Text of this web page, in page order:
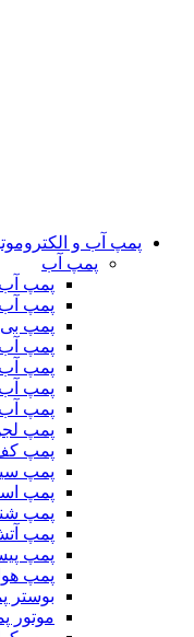
پمپ آب و
پمپ آب
پمپ
پمپ
پمپ بی
پمپ آب
پمپ
پمپ
پمپ
پمپ
پمپ
پمپ
پمپ
پمپ
پمپ
پمپ
پمپ
بوستر
موتور